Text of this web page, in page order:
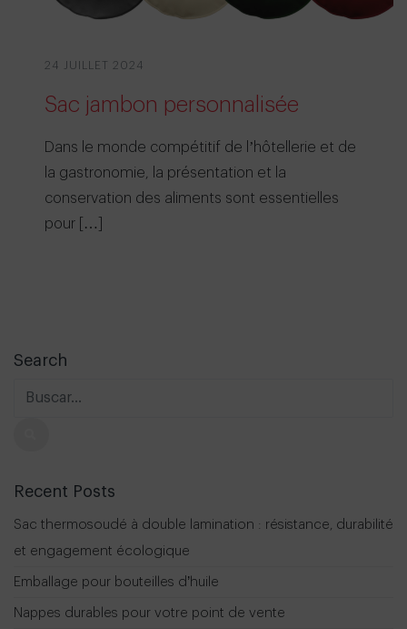
24 JUILLET 2024
Sac jambon personnalisée
Dans le monde compétitif de l’hôtellerie et de
la gastronomie, la présentation et la
conservation des aliments sont essentielles
pour […]
Search
Recent Posts
Sac thermosoudé à double lamination : résistance, durabilité
et engagement écologique
Emballage pour bouteilles d’huile
Nappes durables pour votre point de vente